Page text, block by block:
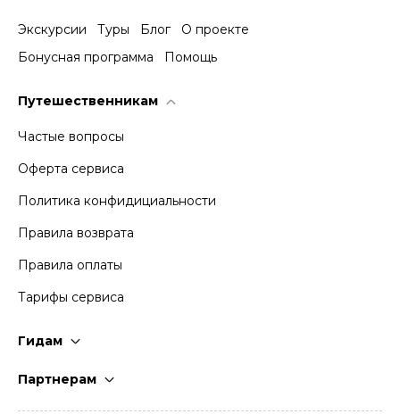
Экскурсии Туры Блог
О проекте
Бонусная программа
Помощь
Путешественникам
Частые вопросы
Оферта сервиса
Политика конфидициальности
Правила возврата
Правила оплаты
Тарифы сервиса
Гидам
Партнерам